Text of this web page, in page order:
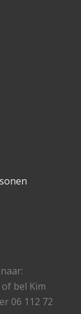
bel Kim
06 112 72